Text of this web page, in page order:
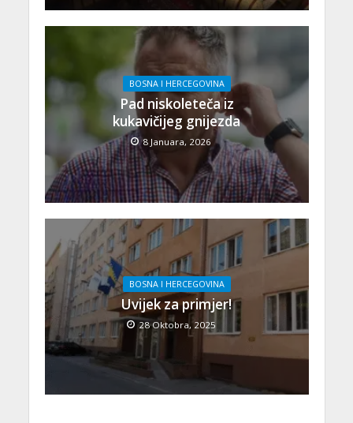
BOSNA I HERCEGOVINA
Pad niskoleteča iz
kukavičijeg gnijezda
8 Januara, 2026
BOSNA I HERCEGOVINA
Uvijek za primjer!
28 Oktobra, 2025